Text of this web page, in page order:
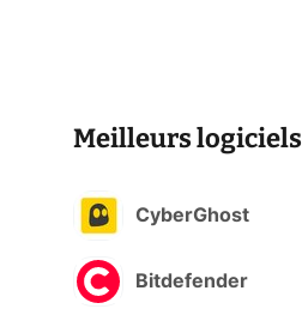
Meilleurs logiciels
CyberGhost
Bitdefender